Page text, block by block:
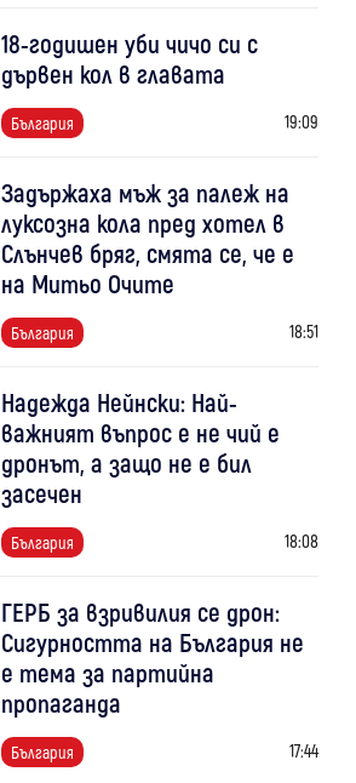
18-годишен уби чичо си с
дървен кол в главата
България 19:09
Задържаха мъж за палеж на
луксозна кола пред хотел в
Слънчев бряг, смята се, че е
на Митьо Очите
България 18:51
Надежда Нейнски: Най-
важният въпрос е не чий е
дронът, а защо не е бил
засечен
България 18:08
ГЕРБ за взривилия се дрон:
Сигурността на България не
е тема за партийна
пропаганда
България 17:44